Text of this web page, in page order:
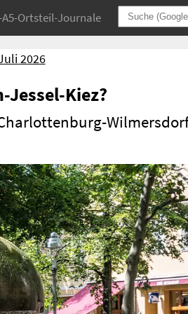
A5-Ortsteil-Journale
2026
Jessel-Kiez?